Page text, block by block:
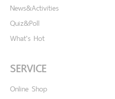
News&Activities
Quiz&Poll
What's Hot
SERVICE
Online Shop